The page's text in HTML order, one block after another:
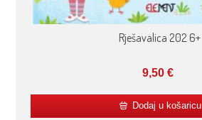
Rješavalica 202 6+
9,50€
Dodaj u košaricu